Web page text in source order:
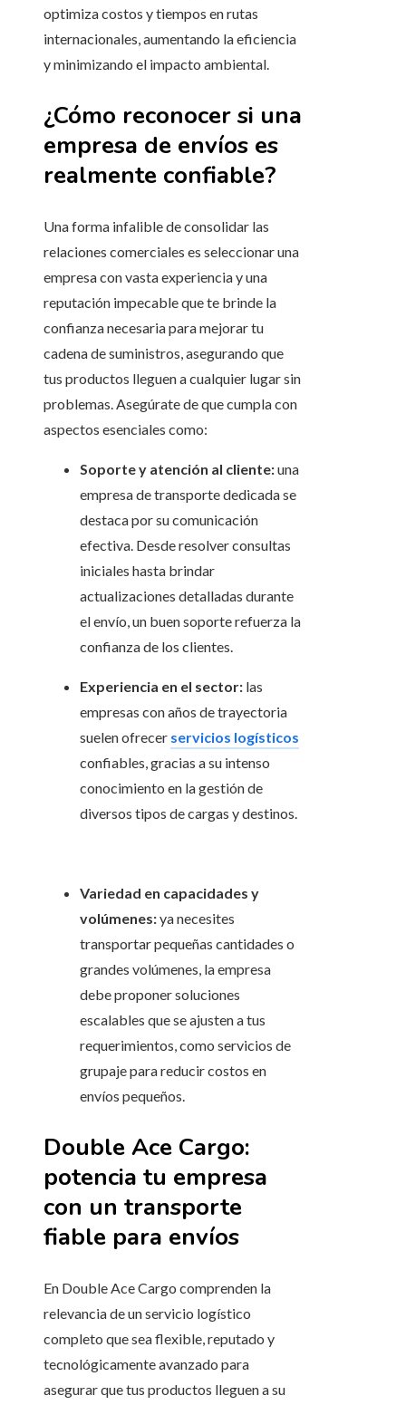
optimiza costos y tiempos en rutas
internacionales, aumentando la eficiencia
y minimizando el impacto ambiental.
¿Cómo reconocer si una
empresa de envíos es
realmente confiable?
Una forma infalible de consolidar las
relaciones comerciales es seleccionar una
empresa con vasta experiencia y una
reputación impecable que te brinde la
confianza necesaria para mejorar tu
cadena de suministros, asegurando que
tus productos lleguen a cualquier lugar sin
problemas. Asegúrate de que cumpla con
aspectos esenciales como:
Soporte y atención al cliente:una
empresa de transporte dedicada se
destaca por su comunicación
efectiva. Desde resolver consultas
iniciales hasta brindar
actualizaciones detalladas durante
el envío, un buen soporte refuerza la
confianza de los clientes.
Experiencia en el sector: las
empresas con años de trayectoria
suelen ofrecer servicios logísticos
confiables, gracias a su intenso
conocimiento en la gestión de
diversos tipos de cargas y destinos.
Variedad en capacidades y
volúmenes:ya necesites
transportar pequeñas cantidades o
grandes volúmenes, la empresa
debe proponer soluciones
escalables que se ajusten a tus
requerimientos, como servicios de
grupaje para reducir costos en
envíos pequeños.
Double Ace Cargo:
potencia tu empresa
con un transporte
fiable para envíos
En Double Ace Cargo comprenden la
relevancia de un servicio logístico
completo que sea flexible, reputado y
tecnológicamente avanzado para
asegurar que tus productos lleguen a su